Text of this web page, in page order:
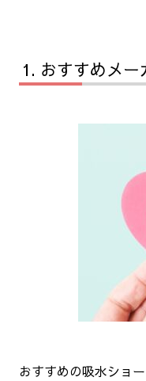
おすすめメー
おすすめの吸水ショ